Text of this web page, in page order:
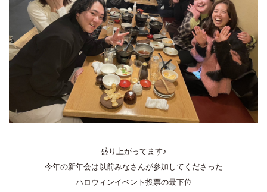
盛り上がってます♪
今年の新年会は以前みなさんが参加してくださった
ハロウィンイベント投票の最下位